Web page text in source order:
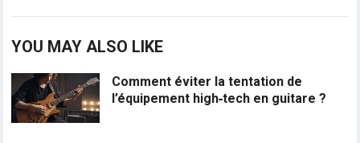
YOU MAY ALSO LIKE
Comment éviter la tentation de
l’équipement high‑tech en guitare ?